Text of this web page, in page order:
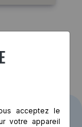
acceptez le
votre appareil